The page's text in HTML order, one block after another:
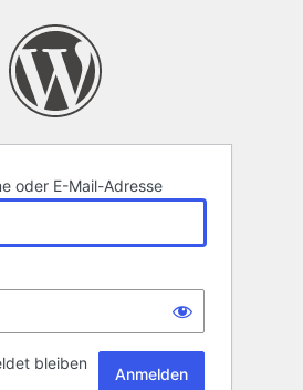
oder E-Mail-Adresse
bleiben